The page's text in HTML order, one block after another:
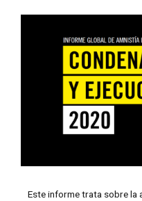
Este informe trata sobre la